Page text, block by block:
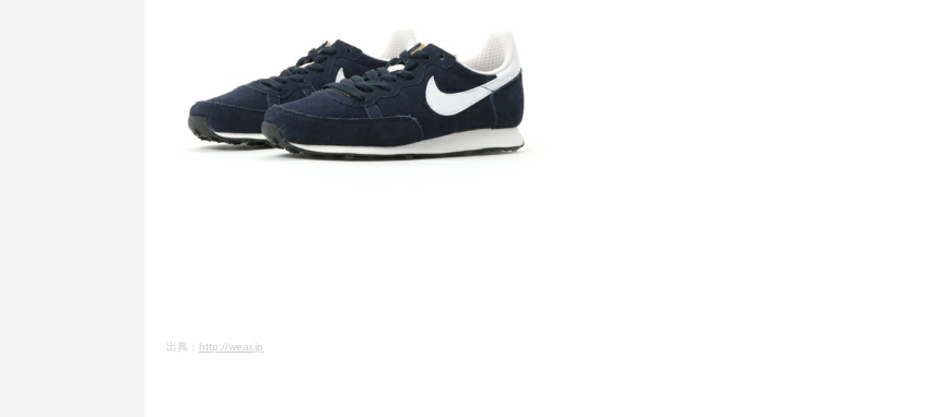
出典： http://wear.jp